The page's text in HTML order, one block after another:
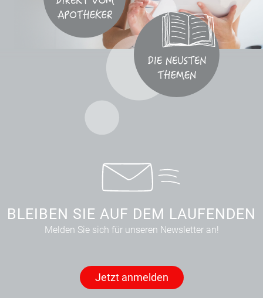
BLEIBEN SIE AUF DEM LAUFENDEN
Melden Sie sich für unseren Newsletter an!
Jetzt anmelden